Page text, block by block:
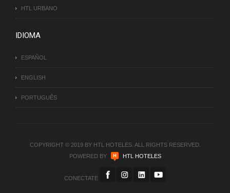
HTL URBANO
IDIOMA
ESPAÑOL
ENGLISH
PORTUGUÊS
COPYRIGHT © 2019 BY HTL HOTELES. ALL RIGHTS RESERVED.
POWERED BY
HTL HOTELES
CONECTATE